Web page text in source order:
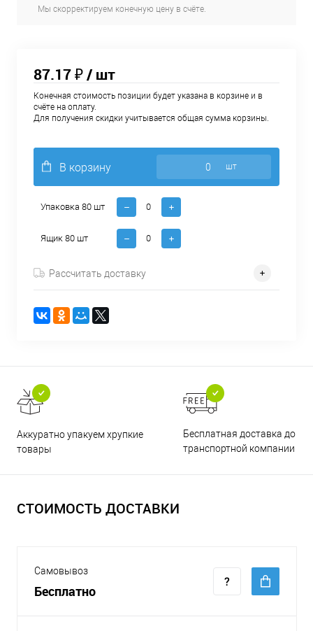
Мы скорректируем конечную цену в счёте.
87.17 ₽/ шт
Конечная стоимость позиции будет указана в корзине и в
счёте на оплату.
Для получения скидки учитывается общая сумма корзины.
В корзину шт
Упаковка 80 шт
Ящик 80 шт
Рассчитать доставку
Аккуратно упакуем хрупкие
товары
Бесплатная доставка до
транспортной компании
СТОИМОСТЬ ДОСТАВКИ
Самовывоз
Бесплатно